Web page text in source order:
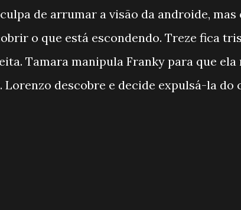
de arrumar a visão da androide,
o que está escondendo. Treze fica
Tamara manipula Franky para que ela
Lorenzo descobre e decide expulsá-la do